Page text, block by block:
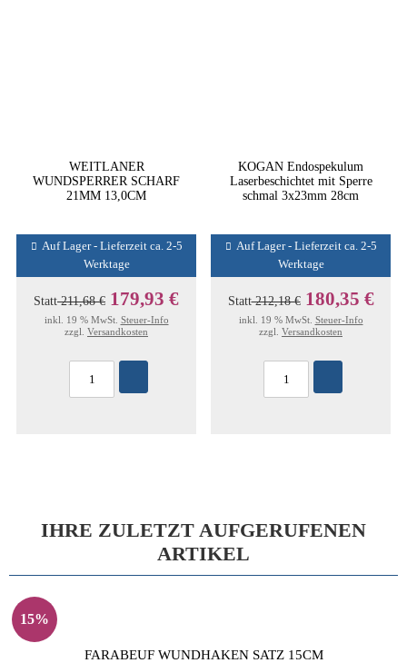
WEITLANER
WUNDSPERRER SCHARF
21MM 13,0CM
Auf Lager - Lieferzeit ca. 2-5
Werktage
Statt211,68 € 179,93 €
inkl. 19 % MwSt. Steuer-Info
zzgl. Versandkosten
KOGAN Endospekulum
Laserbeschichtet mit Sperre
schmal 3x23mm 28cm
Auf Lager - Lieferzeit ca. 2-5
Werktage
Statt212,18 € 180,35 €
inkl. 19 % MwSt. Steuer-Info
zzgl. Versandkosten
IHRE ZULETZT AUFGERUFENEN
ARTIKEL
15%
FARABEUF WUNDHAKEN SATZ 15CM